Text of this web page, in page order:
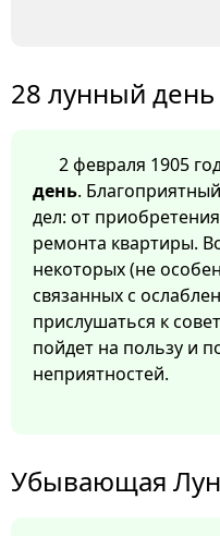
28 лунный день
2 февраля 1905
день.
дел: от
ремонта квартиры.
некоторых (не
связанных с
прислушаться к
пойдет на пользу и
неприятностей.
Убывающая